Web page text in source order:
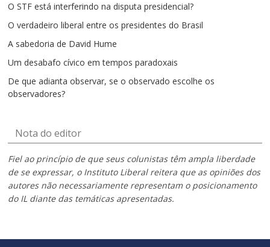
O STF está interferindo na disputa presidencial?
O verdadeiro liberal entre os presidentes do Brasil
A sabedoria de David Hume
Um desabafo cívico em tempos paradoxais
De que adianta observar, se o observado escolhe os
observadores?
Nota do editor
Fiel ao princípio de que seus colunistas têm ampla liberdade
de se expressar, o Instituto Liberal reitera que as opiniões dos
autores não necessariamente representam o posicionamento
do IL diante das temáticas apresentadas.